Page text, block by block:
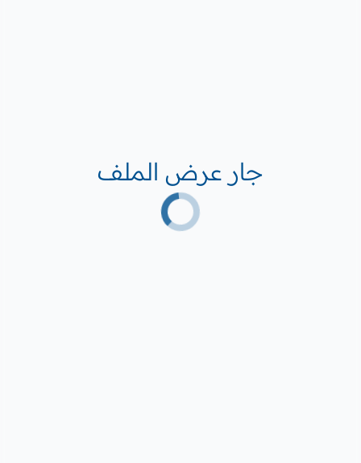
جار عرض الملف